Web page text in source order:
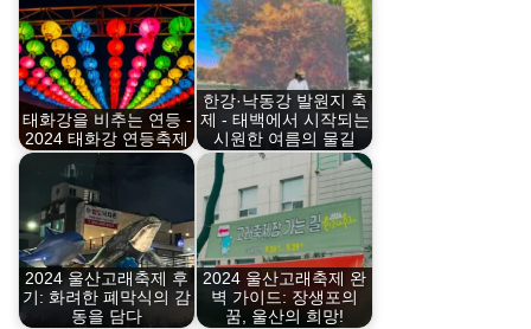
태화강을 비추는 연등 -
2024 태화강 연등축제
한강·낙동강 발원지 축
제 - 태백에서 시작되는
시원한 여름의 물길
2024 울산고래축제 후
기: 화려한 폐막식의 감
동을 담다
2024 울산고래축제 완
벽 가이드: 장생포의
꿈, 울산의 희망!